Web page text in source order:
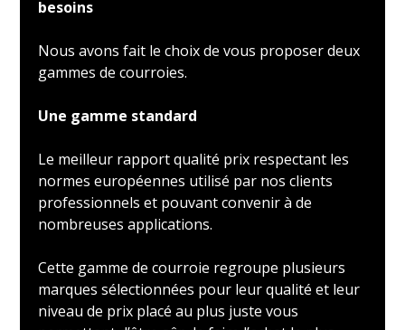
besoins
Nous avons fait le choix de vous proposer deux
gammes de courroies.
Une gamme standard
Le meilleur rapport qualité prix respectant les
normes européennes utilisé par nos clients
professionnels et pouvant convenir à de
nombreuses applications.
Cette gamme de courroie regroupe plusieurs
marques sélectionnées pour leur qualité et leur
niveau de prix placé au plus juste vous